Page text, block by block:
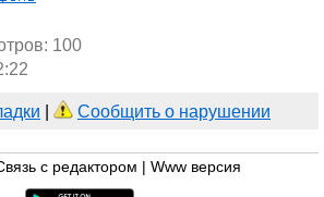
100
Сообщить о нарушении
с редактором Www версия